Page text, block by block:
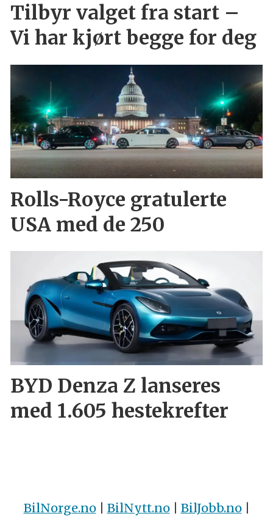
Tilbyr valget fra start –
Vi har kjørt begge for deg
Rolls-Royce gratulerte
USA med de 250
BYD Denza Z lanseres
med 1.605 hestekrefter
BilNorge.no| BilNytt.no| BilJobb.no|